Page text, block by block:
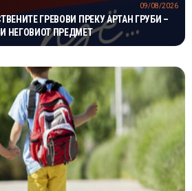
ГРЕВОВИ ПРЕКУ АРТАН ГРУБИ –
НЕГОВИОТ ПРЕДМЕТ
09/08/2026